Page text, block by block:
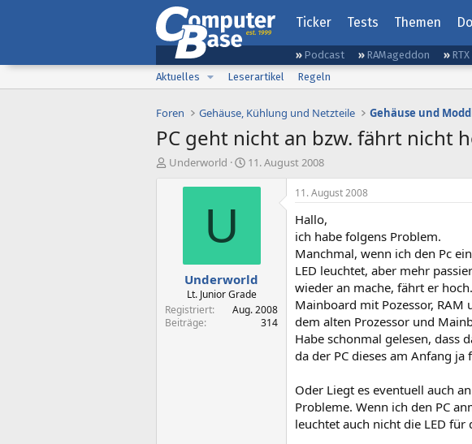
Ticker Tests Themen
Podcast RAMageddon
Aktuelles
Leserartikel Regeln
Foren Gehäuse, Kühlung und Netzteile Gehäuse und
PC geht nicht an bzw. fährt nicht
EUnderworld
E
s
t
a
m
11. August 2008
U
Underworld
Lt. Junior Grade
Registriert
Aug. 2008
Beiträge
314
11. August 2008
Hallo,
ich habe folgens Problem.
Manchmal, wenn ich den Pc
LED leuchtet, aber mehr
wieder an mache, fährt er
Mainboard mit Pozessor,
dem alten Prozessor und
Habe schonmal gelesen, dass
da der PC dieses am Anfang
Oder Liegt es eventuell auch
Probleme. Wenn ich den PC
leuchtet auch nicht die LED